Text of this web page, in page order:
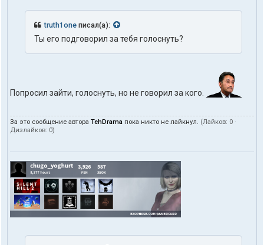
truth1one писал(а):
Ты его подговорил за тебя голоснуть?
Попросил зайти, голоснуть, но не говорил за кого.
За это сообщение автора TehDrama пока никто не лайкнул. (Лайков: 0 ·
Дизлайков: 0)